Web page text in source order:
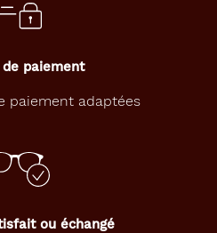
paiement
paiement adaptées
ou échangé